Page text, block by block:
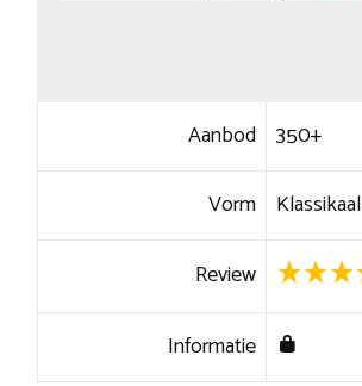
Aanbod 350+
Vorm Klassikaal
Review
Informatie